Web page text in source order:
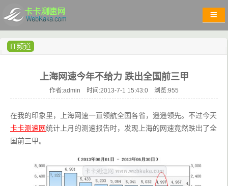
IT频道
上海网速今年不给力 跌出全国前三甲
作者:admin 时间:2013-7-1 15:43:0 浏览:955
在我的印象里，上海网速一直领航全国各省，遥遥领先。不过今天
卡卡测速网统计上月的测速报告时，发现上海的网速竟然跌出了全
国前三甲。